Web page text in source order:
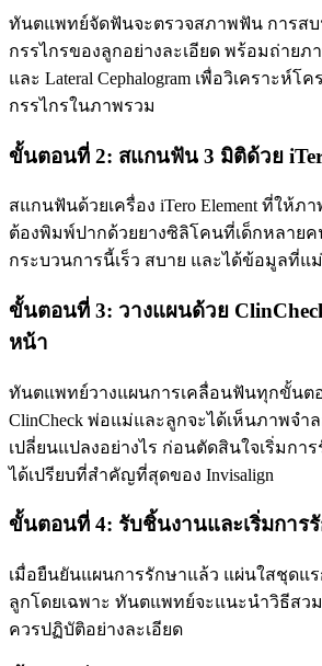
ทันตแพทย์จัดฟันจะตรวจสภาพฟัน การสบ
กรรไกรของลูกอย่างละเอียด พร้อมถ่ายภา
และ Lateral Cephalogram เพื่อวิเคราะห์โ
กรรไกรในภาพรวม
ขั้นตอนที่ 2: สแกนฟัน 3 มิติด้วย
สแกนฟันด้วยเครื่อง iTero Element ที่ให้ภ
ต้องพิมพ์ปากด้วยยางซิลิโคนที่เด็กหลาย
กระบวนการนี้เร็ว สบาย และได้ข้อมูลที่แ
ขั้นตอนที่ 3: วางแผนด้วย
หน้า
ทันตแพทย์วางแผนการเคลื่อนฟันทุกขั้นต
ClinCheck พ่อแม่และลูกจะได้เห็นภาพจำ
เปลี่ยนแปลงอย่างไร ก่อนตัดสินใจเริ่มกา
ได้เปรียบที่สำคัญที่สุดของ Invisalign
ขั้นตอนที่ 4: รับชิ้นงานและเริ่มการ
เมื่อยืนยันแผนการรักษาแล้ว แผ่นใสชุดแ
ลูกโดยเฉพาะ ทันตแพทย์จะแนะนำวิธีสว
ควรปฏิบัติอย่างละเอียด